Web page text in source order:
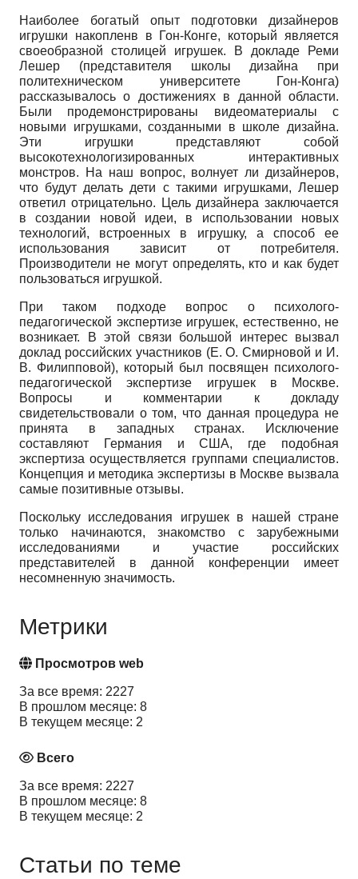
Наиболее богатый опыт подготовки дизайнеров
игрушки накопленв в Гон-Конге, который является
своеобразной столицей игрушек. В докладе Реми
Лешер (представителя школы дизайна при
политехническом университете Гон-Конга)
рассказывалось о достижениях в данной области.
Были продемонстрированы видеоматериалы с
новыми игрушками, созданными в школе дизайна.
Эти игрушки представляют собой
высокотехнологизированных интерактивных
монстров. На наш вопрос, волнует ли дизайнеров,
что будут делать дети с такими игрушками, Лешер
ответил отрицательно. Цель дизайнера заключается
в создании новой идеи, в использовании новых
технологий, встроенных в игрушку, а способ ее
использования зависит от потребителя.
Производители не могут определять, кто и как будет
пользоваться игрушкой.
При таком подходе вопрос о психолого-
педагогической экспертизе игрушек, естественно, не
возникает. В этой связи большой интерес вызвал
доклад российских участников (Е. О. Смирновой и И.
В. Филипповой), который был посвящен психолого-
педагогической экспертизе игрушек в Москве.
Вопросы и комментарии к докладу
свидетельствовали о том, что данная процедура не
принята в западных странах. Исключение
составляют Германия и США, где подобная
экспертиза осуществляется группами специалистов.
Концепция и методика экспертизы в Москве вызвала
самые позитивные отзывы.
Поскольку исследования игрушек в нашей стране
только начинаются, знакомство с зарубежными
исследованиями и участие российских
представителей в данной конференции имеет
несомненную значимость.
Метрики
Просмотров web
За все время: 2227
В прошлом месяце: 8
В текущем месяце: 2
Всего
За все время: 2227
В прошлом месяце: 8
В текущем месяце: 2
Статьи по теме